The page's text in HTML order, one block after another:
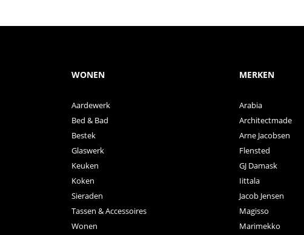
WONEN
Aardewerk
Bed & Bad
Bestek
Glaswerk
Keuken
Koken
Sieraden
Tassen & Accessoires
Wonen
MERKEN
Arabia
Architectmade
Arne Jacobsen
Flensted
GJ Damask
Iittala
Jacob Jensen
Magisso
Marimekko